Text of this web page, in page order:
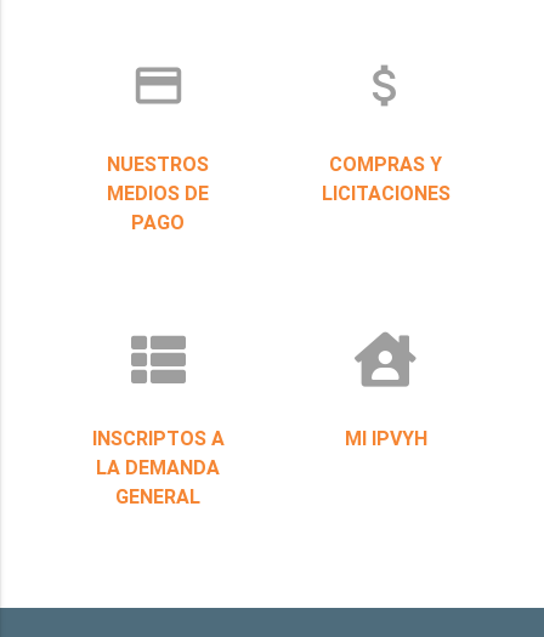
credit_card
NUESTROS
MEDIOS DE
PAGO
attach_money
COMPRAS Y
LICITACIONES
INSCRIPTOS A
LA DEMANDA
GENERAL
MI IPVYH